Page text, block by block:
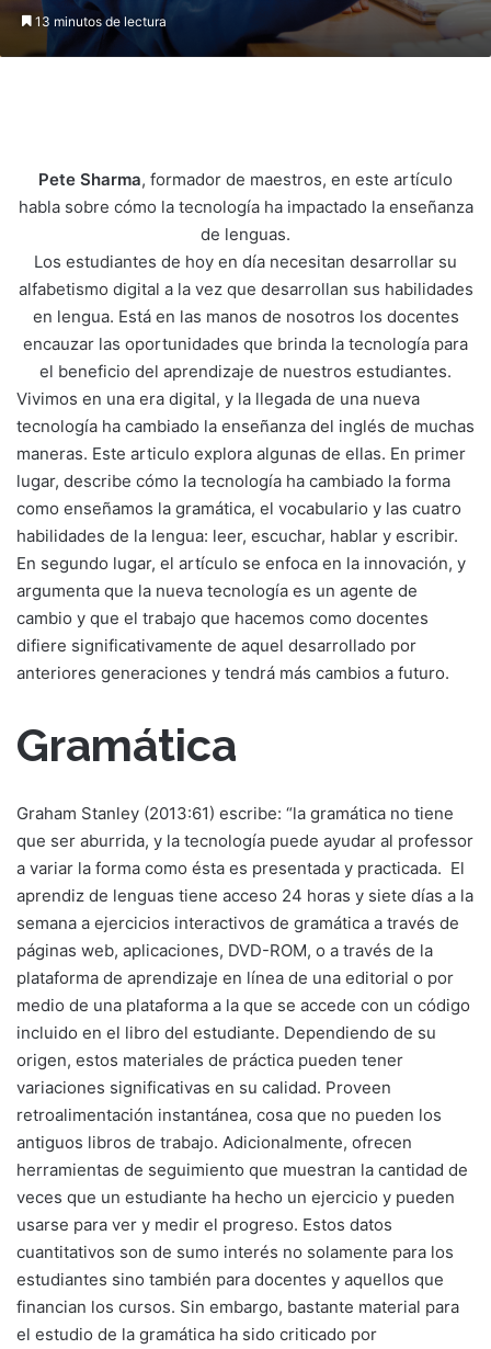
13 minutos de lectura
Pete Sharma, formador de maestros, en este artículo
habla sobre cómo la tecnología ha impactado la enseñanza
de lenguas.
Los estudiantes de hoy en día necesitan desarrollar su
alfabetismo digital a la vez que desarrollan sus habilidades
en lengua. Está en las manos de nosotros los docentes
encauzar las oportunidades que brinda la tecnología para
el beneficio del aprendizaje de nuestros estudiantes.
Vivimos en una era digital, y la llegada de una nueva
tecnología ha cambiado la enseñanza del inglés de muchas
maneras. Este articulo explora algunas de ellas. En primer
lugar, describe cómo la tecnología ha cambiado la forma
como enseñamos la gramática, el vocabulario y las cuatro
habilidades de la lengua: leer, escuchar, hablar y escribir.
En segundo lugar, el artículo se enfoca en la innovación, y
argumenta que la nueva tecnología es un agente de
cambio y que el trabajo que hacemos como docentes
difiere significativamente de aquel desarrollado por
anteriores generaciones y tendrá más cambios a futuro.
Gramática
Graham Stanley (2013:61) escribe: “la gramática no tiene
que ser aburrida, y la tecnología puede ayudar al professor
a variar la forma como ésta es presentada y practicada. El
aprendiz de lenguas tiene acceso 24 horas y siete días a la
semana a ejercicios interactivos de gramática a través de
páginas web, aplicaciones, DVD-ROM, o a través de la
plataforma de aprendizaje en línea de una editorial o por
medio de una plataforma a la que se accede con un código
incluido en el libro del estudiante. Dependiendo de su
origen, estos materiales de práctica pueden tener
variaciones significativas en su calidad. Proveen
retroalimentación instantánea, cosa que no pueden los
antiguos libros de trabajo. Adicionalmente, ofrecen
herramientas de seguimiento que muestran la cantidad de
veces que un estudiante ha hecho un ejercicio y pueden
usarse para ver y medir el progreso. Estos datos
cuantitativos son de sumo interés no solamente para los
estudiantes sino también para docentes y aquellos que
financian los cursos. Sin embargo, bastante material para
el estudio de la gramática ha sido criticado por